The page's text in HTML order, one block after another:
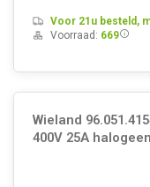
Voor 21u besteld,
Voorraad: 669
Wieland
400V 25A